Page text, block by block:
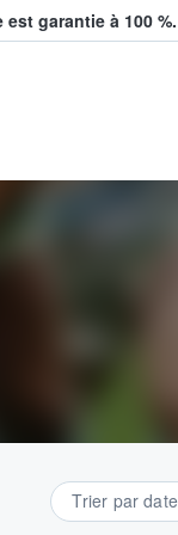
garantie à 100 %.
Trier par date